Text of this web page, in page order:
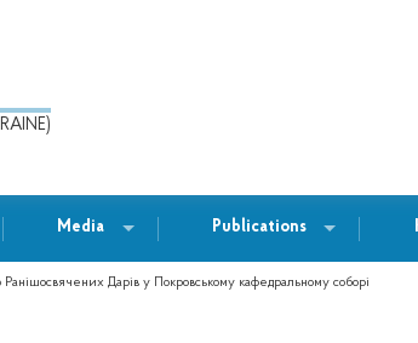
Media Publications
Дарів у Покровському кафедральному соборі